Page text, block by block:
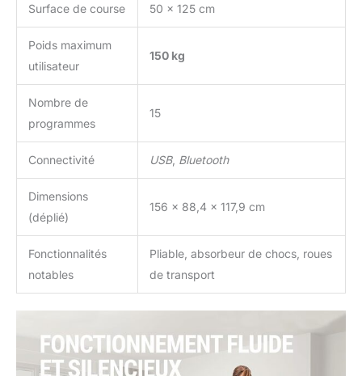
Surface de course 50 x 125 cm
Poids maximum
utilisateur
150 kg
Nombre de
programmes
15
Connectivité USB, Bluetooth
Dimensions
(déplié)
156 x 88,4 x 117,9 cm
Fonctionnalités
notables
Pliable, absorbeur de chocs, roues
de transport